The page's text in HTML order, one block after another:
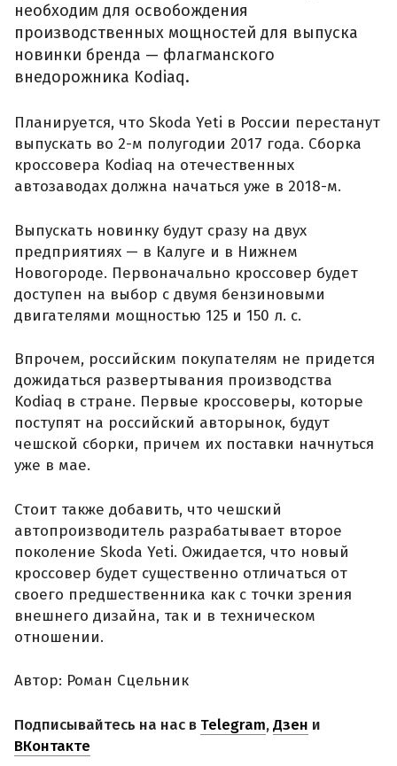
необходим для освобождения
производственных мощностей для выпуска
новинки бренда — флагманского
внедорожника Kodiaq.
Планируется, что Skoda Yeti в России перестанут
выпускать во 2-м полугодии 2017 года. Сборка
кроссовера Kodiaq на отечественных
автозаводах должна начаться уже в 2018-м.
Выпускать новинку будут сразу на двух
предприятиях — в Калуге и в Нижнем
Новогороде. Первоначально кроссовер будет
доступен на выбор с двумя бензиновыми
двигателями мощностью 125 и 150 л. с.
Впрочем, российским покупателям не придется
дожидаться развертывания производства
Kodiaq в стране. Первые кроссоверы, которые
поступят на российский авторынок, будут
чешской сборки, причем их поставки начнуться
уже в мае.
Стоит также добавить, что чешский
автопроизводитель разрабатывает второе
поколение Skoda Yeti. Ожидается, что новый
кроссовер будет существенно отличаться от
своего предшественника как с точки зрения
внешнего дизайна, так и в техническом
отношении.
Автор: Роман Сцельник
Подписывайтесь на нас в Telegram,Дзен и
ВКонтакте